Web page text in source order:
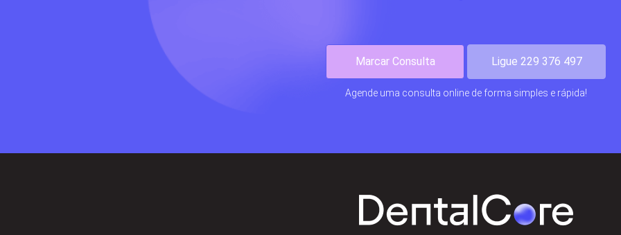
Marcar Consulta Ligue 229 376 497
Agende uma consulta online de forma simples e rápida!